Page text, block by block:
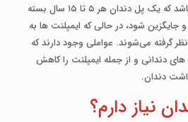
می‌دهند. ممکن است لازم باشد که یک پل دندان‌ هر ۵ تا ۱۵ سال بسته
شود، در حالی که ایمپلنت­ ها به
گرفته می‌شوند. عواملی وجود دارند که
دندانی و از جمله ایمپلنت را کاهش
دندان.
نیاز دارم؟